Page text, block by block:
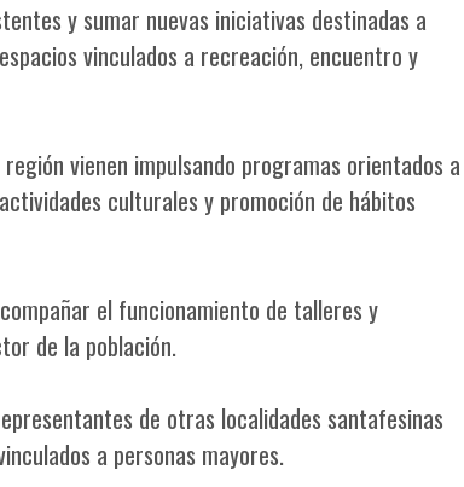
y sumar nuevas iniciativas destinadas a
vinculados a recreación, encuentro y
vienen impulsando programas orientados a
culturales y promoción de hábitos
el funcionamiento de talleres y
de la población.
de otras localidades santafesinas
a personas mayores.